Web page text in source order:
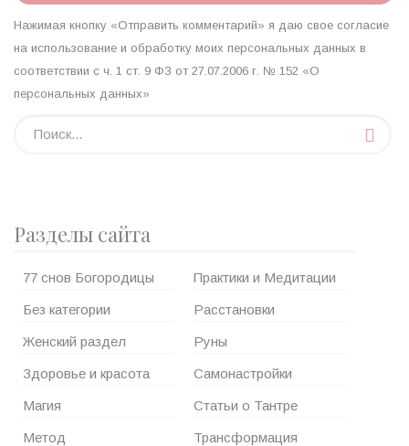
Нажимая кнопку «Отправить комментарий» я даю свое согласие
на использование и обработку моих персональных данных в
соответствии с ч. 1 ст. 9 ФЗ от 27.07.2006 г. № 152 «О
персональных данных»
Разделы сайта
77 снов Богородицы
Без категории
Женский раздел
Здоровье и красота
Магия
Метод
Практики и Медитации
Расстановки
Руны
Самонастройки
Статьи о Тантре
Трансформация